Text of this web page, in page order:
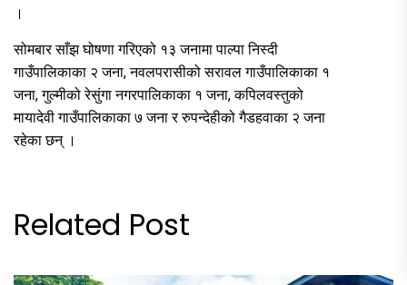
।
सोमबार साँझ घोषणा गरिएको १३ जनामा पाल्पा निस्दी
गाउँपालिकाका २ जना, नवलपरासीको सरावल गाउँपालिकाका १
जना, गुल्मीको रेसुंगा नगरपालिकाका १ जना, कपिलवस्तुको
मायादेवी गाउँपालिकाका ७ जना र रुपन्देहीको गैडहवाका २ जना
रहेका छन् ।
Related Post